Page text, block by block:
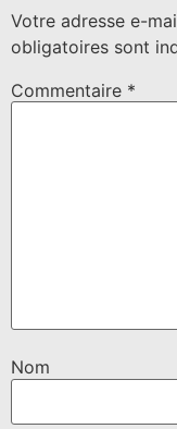
Votre adresse e-
obligatoires sont
Commentaire *
Nom